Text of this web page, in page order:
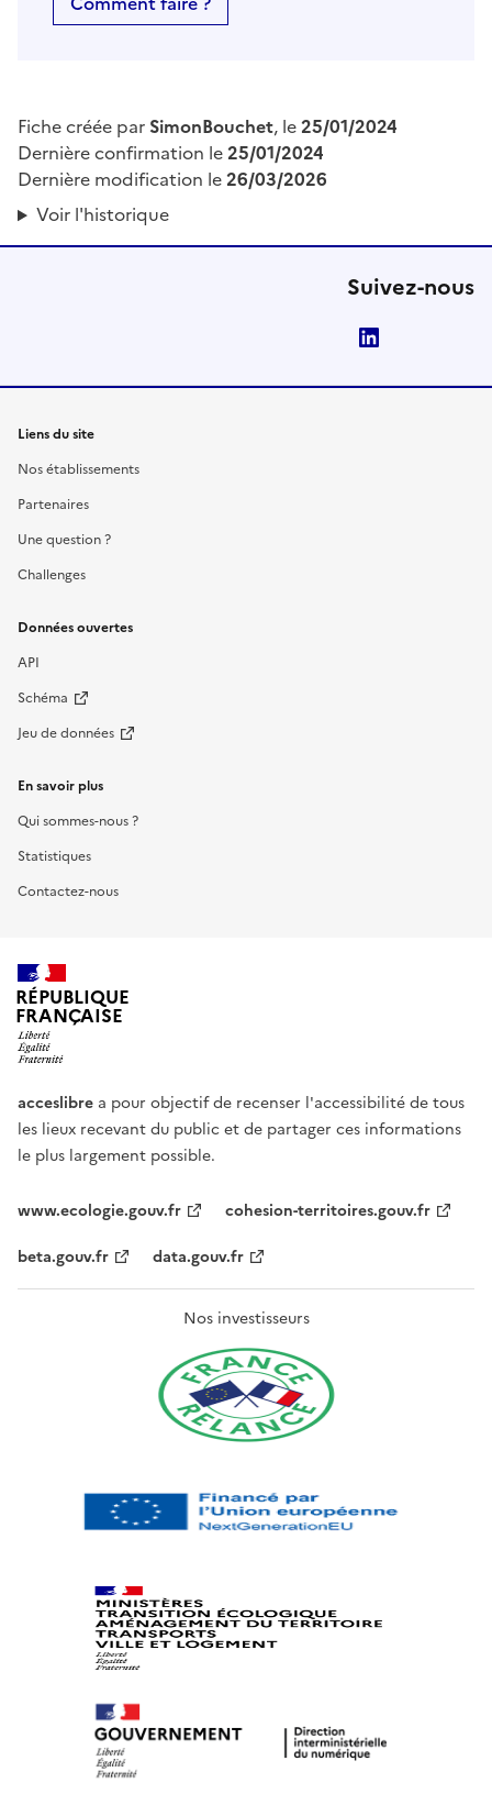
Fiche créée par SimonBouchet, le25/01/2024
Dernière confirmation le25/01/2024
Dernière modification le26/03/2026
Voir l'historique
Suivez-nous
Liens du site
Nos établissements
Partenaires
Une question ?
Challenges
Données ouvertes
API
Schéma
Jeu de données
En savoir plus
Qui sommes-nous ?
Statistiques
Contactez-nous
RÉPUBLIQUE
FRANÇAISE
acceslibre a pour objectif de recenser l'accessibilité de tous
les lieux recevant du public et de partager ces informations
le plus largement possible.
www.ecologie.gouv.fr
cohesion-territoires.gouv.fr
beta.gouv.fr
data.gouv.fr
Nos investisseurs